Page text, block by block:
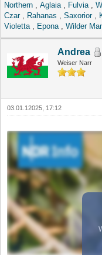
Northern , Aglaia, Fulvia,
Czar, Rahanas , Saxorior,
Violetta, Epona, Wilder
Andrea
Weiser Narr
03.01.12025, 17:12